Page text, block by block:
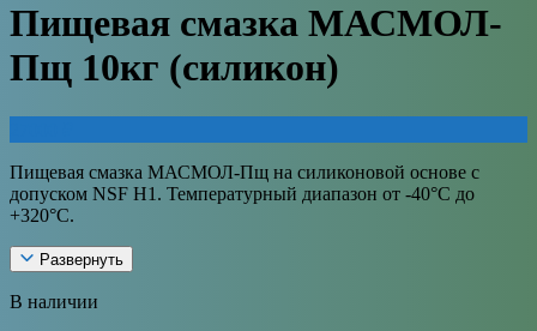
Пищевая смазка МАСМОЛ-
Пщ 10кг (силикон)
Пищевая смазка МАСМОЛ-Пщ на силиконовой основе с
допуском NSF H1. Температурный диапазон от -40°С до
+320°С.
Развернуть
В наличии